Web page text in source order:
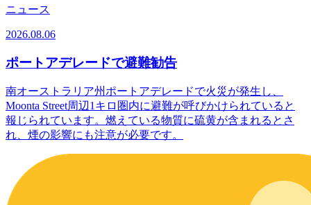
ニュース
2026.08.06
ポートアデレードで避難勧告
南オーストラリア州ポートアデレードで火災が発生し、
Moonta Street周辺1キロ圏内に避難が呼びかけられていると
報じられています。燃えている物質に硫黄が含まれるとさ
れ、煙の影響にも注意が必要です。